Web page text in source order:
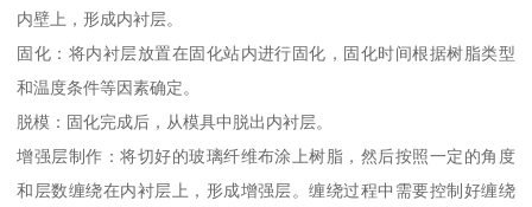
内壁上，形成内衬层。
固化：将内衬层放置在固化站内进行固化，固化时间根据树脂类型
和温度条件等因素确定。
脱模：固化完成后，从模具中脱出内衬层。
增强层制作：将切好的玻璃纤维布涂上树脂，然后按照一定的角度
和层数缠绕在内衬层上，形成增强层。缠绕过程中需要控制好缠绕